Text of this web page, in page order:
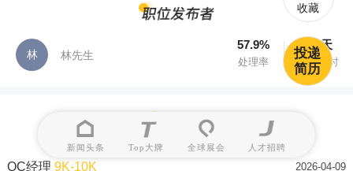
林 林先生
57.9%
处理率
0.4天
处理用时
QC经理 9K-10K 2026-04-09
新闻头条 Top大牌 全球展会 人才招聘
收藏
投递
简历